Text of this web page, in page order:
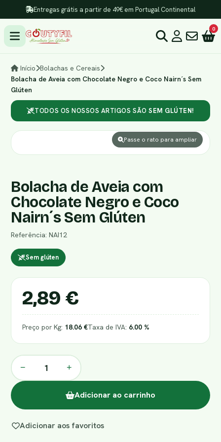
Entregas grátis a partir de 49€ em Portugal Continental
0
Início Bolachas e Cereais
Bolacha de Aveia com Chocolate Negro e Coco Nairn´s Sem
Glúten
TODOS OS NOSSOS ARTIGOS SÃO SEM GLÚTEN!
Passe o rato para ampliar
Bolacha de Aveia com
Chocolate Negro e Coco
Nairn´s Sem Glúten
Referência: NAI12
Sem glúten
2,89 €
Preço por Kg: 18.06 €Taxa de IVA: 6.00 %
− +
Adicionar ao carrinho
Adicionar aos favoritos